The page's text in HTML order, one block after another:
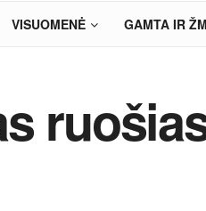
VISUOMENĖ GAMTA IR